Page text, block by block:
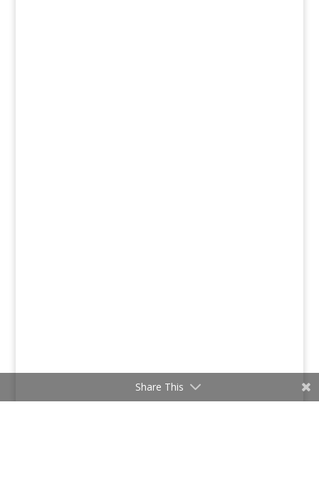
Share This